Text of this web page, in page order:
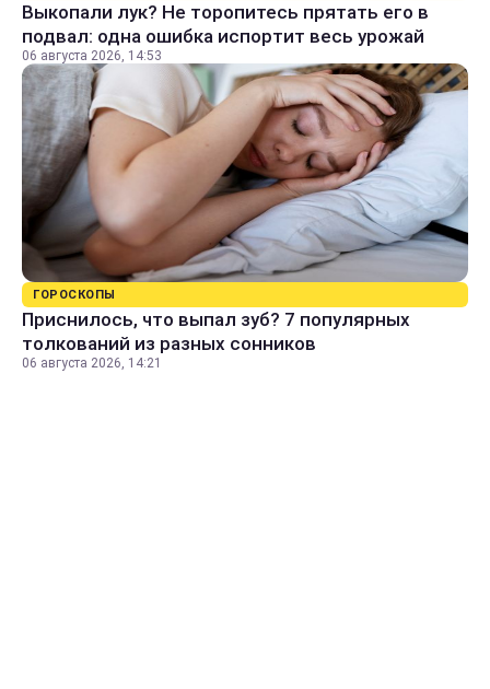
Выкопали лук? Не торопитесь прятать его в
подвал: одна ошибка испортит весь урожай
06 августа 2026, 14:53
ГОРОСКОПЫ
Приснилось, что выпал зуб? 7 популярных
толкований из разных сонников
06 августа 2026, 14:21